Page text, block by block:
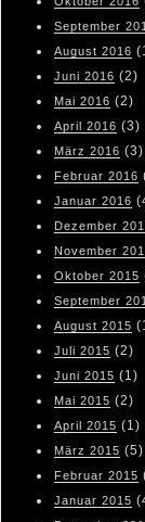
September
August 2016
Juni 2016 (2)
Mai 2016 (2)
April 2016 (3)
März 2016 (3)
Februar 2016
Januar 2016
Dezember
November
Oktober 2015
September
August 2015
Juli 2015 (2)
Juni 2015 (1)
Mai 2015 (2)
April 2015 (1)
März 2015 (5)
Februar 2015
Januar 2015